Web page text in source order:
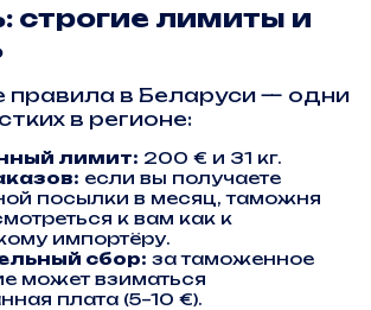
строгие лимиты и
в Беларуси — одни
в регионе:
лимит: 200 € и 31 кг.
если вы получаете
посылки в месяц, таможня
к вам как к
импортёру.
сбор: за таможенное
может взиматься
плата (5–10 €).